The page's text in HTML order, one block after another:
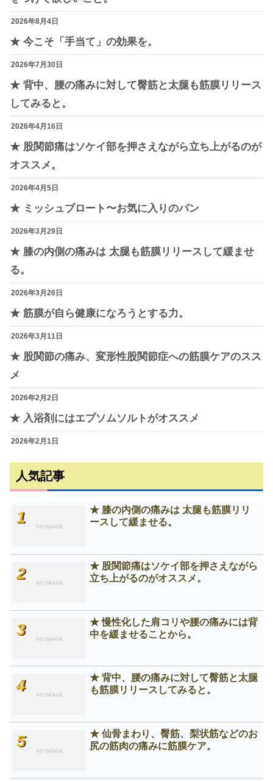
2026年8月4日
★ 今こそ「手当て」の効果を。
2026年7月30日
★ 背中、腰の痛みに対して臀筋と太腿も筋膜リリース
してみると。
2026年4月16日
★ 股関節痛はソケイ部を押さえながら立ち上がるのが
オススメ。
2026年4月5日
★ ミッシュブロート〜お気に入りのパン
2026年3月29日
★ 膝の内側の痛みは 太腿も筋膜リリースして緩ませ
る。
2026年3月26日
★ 筋膜が自ら健康になろうとする力。
2026年3月11日
★ 股関節の痛み、変形性股関節症への筋膜ケアのスス
メ
2026年2月2日
★ 入浴剤にはエプソムソルトがオススメ
2026年2月1日
人気記事
★ 膝の内側の痛みは 太腿も筋膜リリ
ースして緩ませる。
★ 股関節痛はソケイ部を押さえながら
立ち上がるのがオススメ。
★ 慢性化した肩コリや腰の痛みには背
中を緩ませることから。
★ 背中、腰の痛みに対して臀筋と太腿
も筋膜リリースしてみると。
★ 仙骨まわり、臀筋、梨状筋などのお
尻の筋肉の痛みに筋膜ケア。